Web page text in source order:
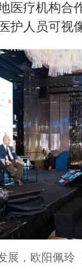
医疗机构合
护人员可视
展，欧阳佩玲